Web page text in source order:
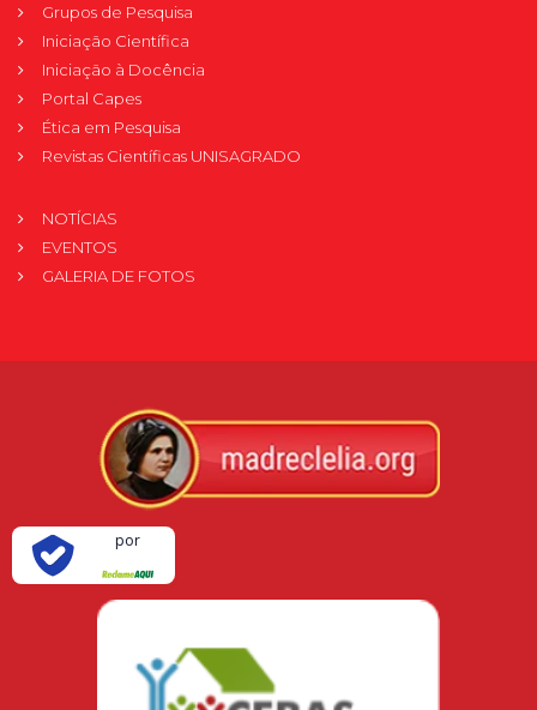
Grupos de Pesquisa
Iniciação Científica
Iniciação à Docência
Portal Capes
Ética em Pesquisa
Revistas Científicas UNISAGRADO
NOTÍCIAS
EVENTOS
GALERIA DE FOTOS
por